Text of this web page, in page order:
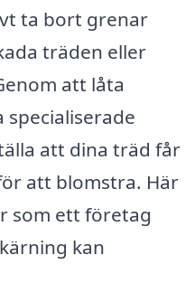
ta bort grenar
träden eller
att låta
att dina träd får
att blomstra. Här
som ett företag
kan